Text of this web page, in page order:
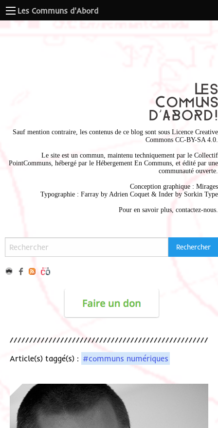
Les Communs d'Abord
Sauf mention contraire, les contenus de ce blog sont sous Licence Creative
Commons CC-BY-SA 4.0
Le site est un commun, maintenu techniquement par le Collectif
PointCommuns , hébergé par le Hébergement En Communs , et édité par une
communauté ouverte.
Conception graphique : Mirages
Typographie : Farray by Adrien Coquet & Inder by Sorkin Type
Pour en savoir plus, contactez-nous
Article(s) taggé(s) : #communs numériques